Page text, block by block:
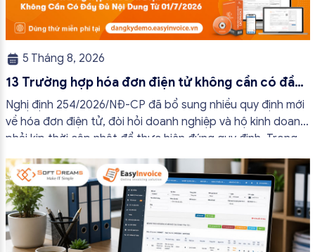
5 Tháng 8, 2026
13 Trường hợp hóa đơn điện tử không cần có đầy
đủ nội dung từ 01/7/2026
Nghị định 254/2026/NĐ-CP đã bổ sung nhiều quy định mới
về hóa đơn điện tử, đòi hỏi doanh nghiệp và hộ kinh doanh
phải kịp thời cập nhật để thực hiện đúng quy định. Trong
bài viết này, hóa đơn điện tử EasyInvoice sẽ chia sẻ 13
trường hợp hóa đơn điện tử không cần […]